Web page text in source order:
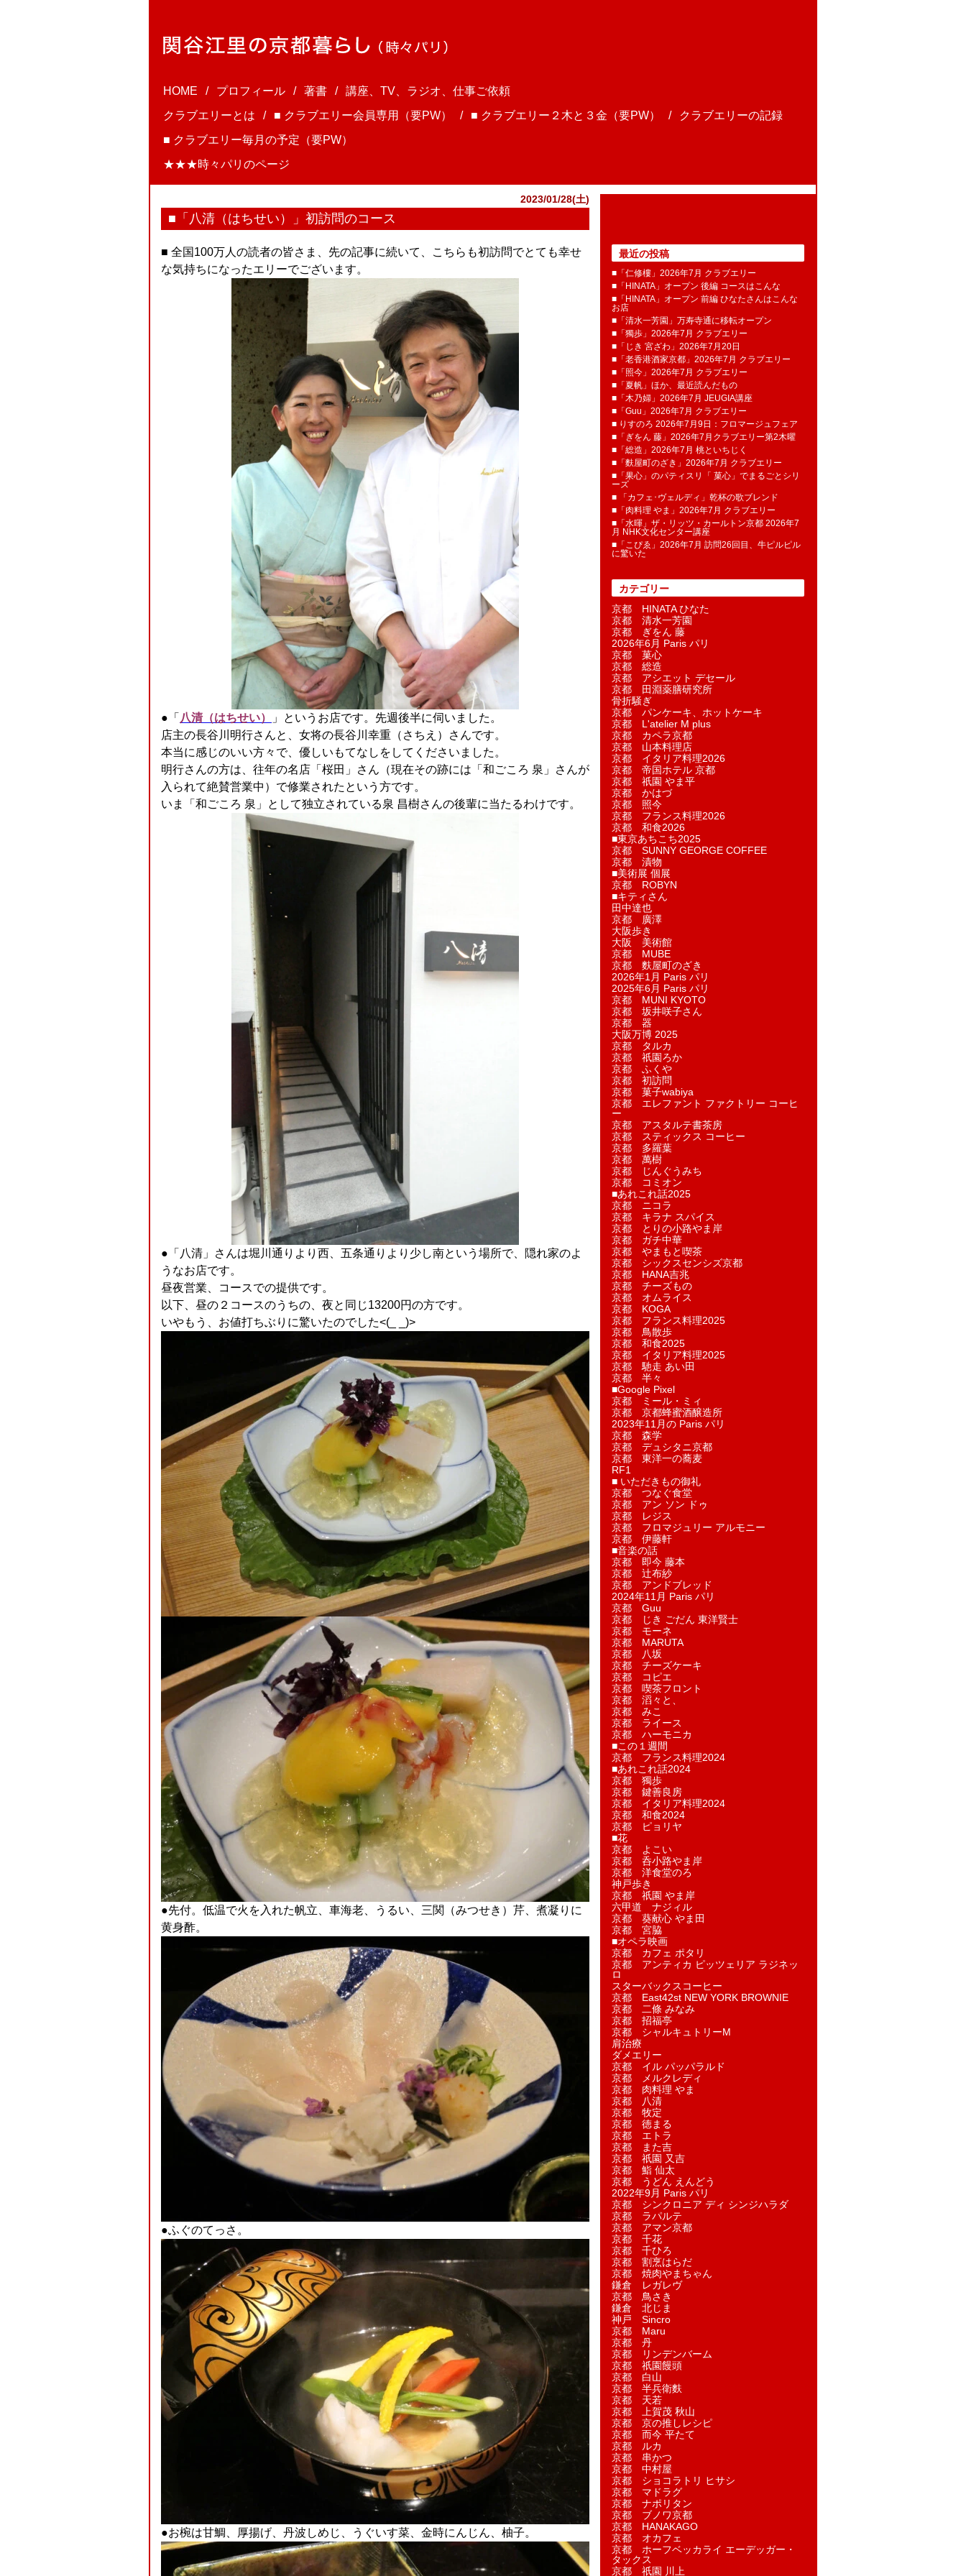
HOME プロフィール 著書
講座、TV、ラジオ、仕事ご依頼
クラブエリーとは
■ クラブエリー会員専用（要PW） ■ クラブエリー２木と３金（要PW）
クラブエリーの記録
■ クラブエリー毎月の予定（要PW）
★★★時々パリのページ
2023/01/28(土)
■「八清（はちせい）」初訪問のコース
■ 全国100万人の読者の皆さま、先の記事に続いて、こちらも初訪問でとても幸せ
な気持ちになったエリーでございます。
●「 八清（はちせい）
」というお店です。先週後半に伺いました。
店主の長谷川明行さんと、女将の長谷川幸重（さちえ）さんです。
本当に感じのいい方々で、優しいもてなしをしてくださいました。
明行さんの方は、往年の名店「桜田」さん（現在その跡には「和ごころ 泉」さんが
入られて絶賛営業中）で修業されたという方です。
いま「和ごころ 泉」として独立されている泉 昌樹さんの後輩に当たるわけです。
●「八清」さんは堀川通りより西、五条通りより少し南という場所で、隠れ家のよ
うなお店です。
昼夜営業、コースでの提供です。
以下、昼の２コースのうちの、夜と同じ13200円の方です。
いやもう、お値打ちぶりに驚いたのでした<(_ _)>
●先付。低温で火を入れた帆立、車海老、うるい、三関（みつせき）芹、煮凝りに
黄身酢。
●ふぐのてっさ。
●お椀は甘鯛、厚揚げ、丹波しめじ、うぐいす菜、金時にんじん、柚子。
最近の投稿
■「仁修樓」2026年7月 クラブエリー
■「HINATA」オープン 後編 コースはこんな
■「HINATA」オープン 前編 ひなたさんはこんな
お店
■「清水一芳園」万寿寺通に移転オープン
■「獨歩」2026年7月 クラブエリー
■「じき 宮ざわ」2026年7月20日
■「老香港酒家京都」2026年7月 クラブエリー
■「照今」2026年7月 クラブエリー
■「夏帆」ほか、最近読んだもの
■「木乃婦」2026年7月 JEUGIA講座
■「Guu」2026年7月 クラブエリー
■ りすのろ 2026年7月9日：フロマージュフェア
■「ぎをん 藤」2026年7月クラブエリー第2木曜
■「総造」2026年7月 桃といちじく
■「麩屋町のざき」2026年7月 クラブエリー
■「果心」のパティスリ「 菓​心」でまるごとシリ
ーズ
■ 「カフェ･ヴェルディ」乾杯の歌ブレンド
■「肉料理 やま」2026年7月 クラブエリー
■「水暉」ザ・リッツ・カールトン京都 2026年7
月 NHK文化センター講座
■「こぴゑ」2026年7月 訪問26回目、牛ピルピル
に驚いた
カテゴリー
京都 HINATA ひなた
京都 清水一芳園
京都 ぎをん 藤
2026年6月 Paris パリ
京都 菓​心
京都 総造
京都 アシエット デセール
京都 田淵薬膳研究所
骨折騒ぎ
京都 パンケーキ、ホットケーキ
京都 L'atelier M plus
京都 カペラ京都
京都 山本料理店
京都 イタリア料理2026
京都 帝国ホテル 京都
京都 祇園 やま平
京都 かはづ
京都 照今
京都 フランス料理2026
京都 和食2026
■東京あちこち2025
京都 SUNNY GEORGE COFFEE
京都 漬物
■美術展 個展
京都 ROBYN
■キティさん
田中達也
京都 廣澤
大阪歩き
大阪 美術館
京都 MUBE
京都 麩屋町のざき
2026年1月 Paris パリ
2025年6月 Paris パリ
京都 MUNI KYOTO
京都 坂井咲子さん
京都 器
大阪万博 2025
京都 タルカ
京都 祇園ろか
京都 ふくや
京都 初訪問
京都 菓子wabiya
京都 エレファント ファクトリー コーヒ
ー
京都 アスタルテ書茶房
京都 スティックス コーヒー
京都 多羅葉
京都 萬樹
京都 じんぐうみち
京都 コミオン
■あれこれ話2025
京都 ニコラ
京都 キラナ スパイス
京都 とりの小路やま岸
京都 ガチ中華
京都 やまもと喫茶
京都 シックスセンシズ京都
京都 HANA吉兆
京都 チーズもの
京都 オムライス
京都 KOGA
京都 フランス料理2025
京都 鳥散歩
京都 和食2025
京都 イタリア料理2025
京都 馳走 あい田
京都 半々
■Google Pixel
京都 ミール・ミィ
京都 京都蜂蜜酒醸造所
2023年11月の Paris パリ
京都 森学
京都 デュシタニ京都
京都 東洋一の蕎麦
RF1
■ いただきもの御礼
京都 つなぐ食堂
京都 アン ソン ドゥ
京都 レジス
京都 フロマジュリー アルモニー
京都 伊藤軒
■音楽の話
京都 即今 藤本
京都 辻布紗
京都 アンドブレッド
2024年11月 Paris パリ
京都 Guu
京都 じき ごだん 東洋賢士
京都 モーネ
京都 MARUTA
京都 八坂
京都 チーズケーキ
京都 コピエ
京都 喫茶フロント
京都 滔々と、
京都 みこ
京都 ライース
京都 ハーモニカ
■この１週間
京都 フランス料理2024
■あれこれ話2024
京都 獨歩
京都 鍵善良房
京都 イタリア料理2024
京都 和食2024
京都 ピョリヤ
■花
京都 よこい
京都 呑小路やま岸
京都 洋食堂のろ
神戸歩き
京都 祇園 やま岸
六甲道 ナジィル
京都 葵献心 やま田
京都 宮脇
■オペラ映画
京都 カフェ ポタリ
京都 アンティカ ピッツェリア ラジネッ
ロ
スターバックスコーヒー
京都 East42st NEW YORK BROWNIE
京都 二條 みなみ
京都 招福亭
京都 シャルキュトリーM
肩治療
ダメエリー
京都 イル パッパラルド
京都 メルクレディ
京都 肉料理 やま
京都 八清
京都 牧定
京都 徳まる
京都 エトラ
京都 また吉
京都 祇園 又吉
京都 鮨 仙太
京都 うどん えんどう
2022年9月 Paris パリ
京都 シンクロニア ディ シンジハラダ
京都 ラパルテ
京都 アマン京都
京都 千花
京都 千ひろ
京都 割烹はらだ
京都 焼肉やまちゃん
鎌倉 レガレヴ
京都 鳥さき
鎌倉 北じま
神戸 Sincro
京都 Maru
京都 丹
京都 リンデンバーム
京都 祇園饅頭
京都 白山
京都 半兵衛麩
京都 天若
京都 上賀茂 秋山
京都 京の推しレシピ
京都 而今 平たて
京都 ルカ
京都 串かつ
京都 中村屋
京都 ショコラトリ ヒサシ
京都 マドラグ
京都 ナポリタン
京都 ブノワ京都
京都 HANAKAGO
京都 オカフェ
京都 ホーフベッカライ エーデッガー・
タックス
京都 祇園 川上